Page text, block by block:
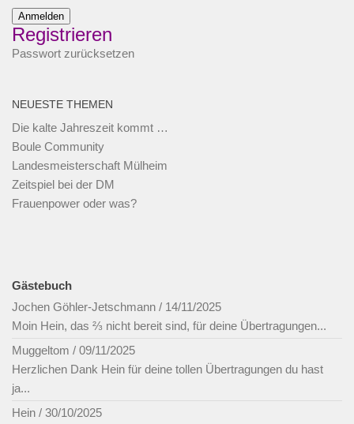
Anmelden
Registrieren
Passwort zurücksetzen
NEUESTE THEMEN
Die kalte Jahreszeit kommt …
Boule Community
Landesmeisterschaft Mülheim
Zeitspiel bei der DM
Frauenpower oder was?
Gästebuch
Jochen Göhler-Jetschmann / 14/11/2025
Moin Hein, das ⅔ nicht bereit sind, für deine Übertragungen...
Muggeltom / 09/11/2025
Herzlichen Dank Hein für deine tollen Übertragungen du hast
ja...
Hein / 30/10/2025